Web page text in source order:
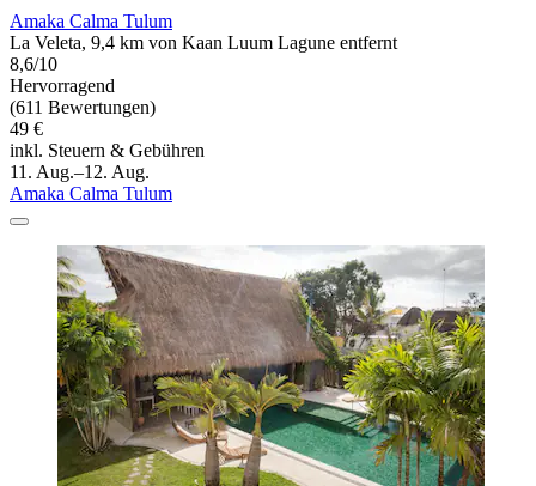
Amaka Calma Tulum
La Veleta, 9,4 km von Kaan Luum Lagune entfernt
8,6/10
Hervorragend
(611 Bewertungen)
49 €
inkl. Steuern & Gebühren
11. Aug.–12. Aug.
Amaka Calma Tulum